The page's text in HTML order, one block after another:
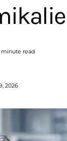
minute read
2026